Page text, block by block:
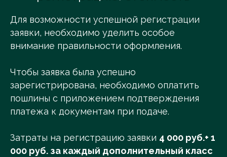
Для возможности успешной регистрации
заявки, необходимо уделить особое
внимание правильности оформления.
Чтобы заявка была успешно
зарегистрирована, необходимо оплатить
пошлины с приложением подтверждения
платежа к документам при подаче.
Затраты на регистрацию заявки 4 000 руб.+ 1
000 руб. за каждый дополнительный класс